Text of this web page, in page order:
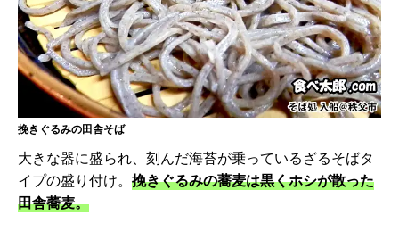
挽きぐるみの田舎そば
大きな器に盛られ、刻んだ海苔が乗っているざるそばタ
イプの盛り付け。 挽きぐるみの蕎麦は黒くホシが散った
田舎蕎麦。